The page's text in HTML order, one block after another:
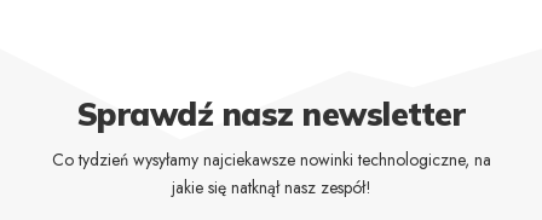
Sprawdź nasz newsletter
Co tydzień wysyłamy najciekawsze nowinki technologiczne, na
jakie się natknął nasz zespół!